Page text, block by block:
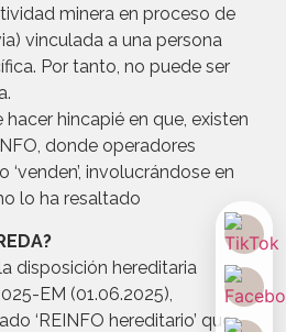
minera en proceso de
vinculada a una persona
Por tanto, no puede ser
hincapié en que, existen
donde operadores
‘venden’, involucrándose en
lo ha resaltado
disposición hereditaria
EM (01.06.2025),
‘REINFO hereditario’ que